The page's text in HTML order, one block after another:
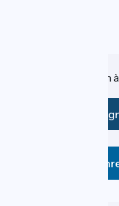
Une information